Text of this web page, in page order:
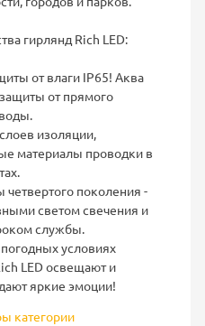
гирлянд Rich LED:
от влаги IP65! Аква
от прямого
изоляции,
материалы проводки в
четвертого поколения -
светом свечения и
службы.
условиях
LED освещают и
яркие эмоции!
категории